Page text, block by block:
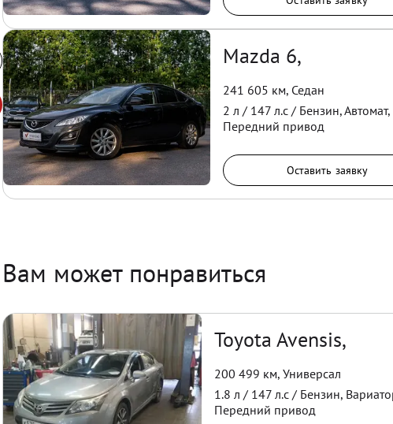
Mazda 6,
241 605 км, Седан
2 л / 147 л.с / Бензин,Автомат,
Передний привод
Оставить заявку
Вам может понравиться
Toyota Avensis,
200 499 км, Универсал
1.8 л / 147л.с / Бензин,
Передний привод